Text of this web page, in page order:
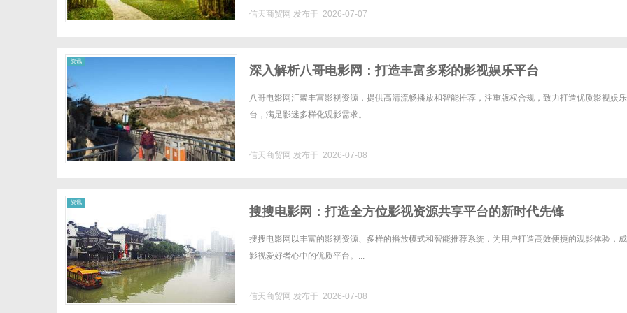
信天商贸网 发布于 2026-07-07
资讯
深入解析八哥电影网：打造丰富多彩的影视娱乐平台
八哥电影网汇聚丰富影视资源，提供高清流畅播放和智能推荐，注重版权合规，致力打造优质影视娱
台，满足影迷多样化观影需求。...
信天商贸网 发布于 2026-07-08
资讯
搜搜电影网：打造全方位影视资源共享平台的新时代先锋
搜搜电影网以丰富的影视资源、多样的播放模式和智能推荐系统，为用户打造高效便捷的观影体验，
影视爱好者心中的优质平台。...
信天商贸网 发布于 2026-07-08